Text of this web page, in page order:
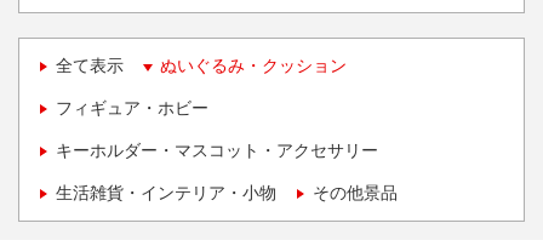
全て表示 ぬいぐるみ・クッション
フィギュア・ホビー
キーホルダー・マスコット・アクセサリー
生活雑貨・インテリア・小物 その他景品